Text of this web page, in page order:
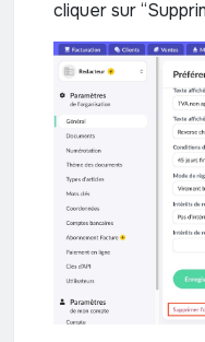
cliquer sur